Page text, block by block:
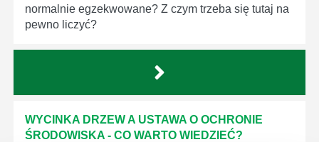
normalnie egzekwowane? Z czym trzeba się tutaj na
pewno liczyć?
WYCINKA DRZEW A USTAWA O OCHRONIE
ŚRODOWISKA - CO WARTO WIEDZIEĆ?